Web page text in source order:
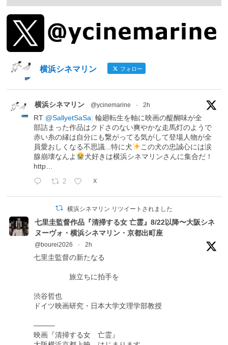
横浜シネマリン フォロー
横浜シネマリン @ycinemarine · 2h
RT @SallyetSaSa: 輪廻転生を軸に映画の醍醐味が全
部詰まった作品はクドさのない爽やかな走馬灯のようで
赤い糸の縁は自分にも繋がってる気がして登場人物が全
員愛おしくなる不思議...特に犬
この犬の忠誠心には涙
腺崩壊なんよ
犬好きは横浜シネマリンさんに集合だ！
http…
2 X
横浜シネマリン リツイートされました
七里圭監督作品『清掃する女 亡霊』8/22以降〜大阪シネ
ヌーヴォ・横浜シネマリン・京都出町座
@bourei2026 · 2h
七里圭監督の新たなる
旅立ちに拍手を
渋谷哲也
ドイツ映画研究・日本大学文理学部教授
―――
映画『清掃する女 亡霊』